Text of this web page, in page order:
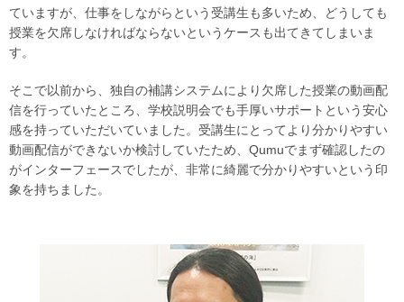
ていますが、仕事をしながらという受講生も多いため、どうしても
授業を欠席しなければならないというケースも出てきてしまいま
す。
そこで以前から、独自の補講システムにより欠席した授業の動画配
信を行っていたところ、学校説明会でも手厚いサポートという安心
感を持っていただいていました。受講生にとってより分かりやすい
動画配信ができないか検討していたため、Qumuでまず確認したの
がインターフェースでしたが、非常に綺麗で分かりやすいという印
象を持ちました。